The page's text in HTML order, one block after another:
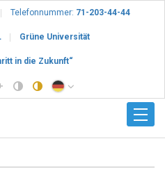
Telefonnummer: 71-203-44-44
Grüne Universität
in die Zukunft“